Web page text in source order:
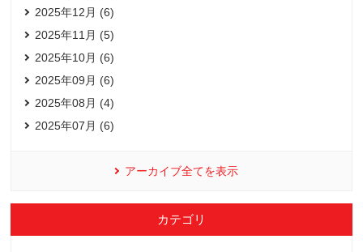
2025年12月 (6)
2025年11月 (5)
2025年10月 (6)
2025年09月 (6)
2025年08月 (4)
2025年07月 (6)
アーカイブ全てを表示
カテゴリ